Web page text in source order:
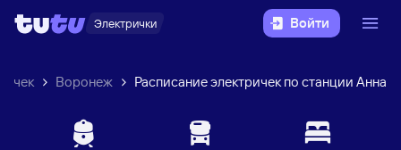
Электрички Войти
Воронеж Расписание электричек по станции Анна